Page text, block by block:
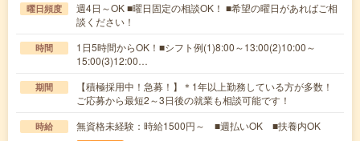
曜日頻度
週4日～OK ■曜日固定の相談OK！ ■希望の曜日があればご相
談ください！
時間
1日5時間からOK！■シフト例(1)8:00～13:00(2)10:00～
15:00(3)12:00…
期間
【積極採用中！急募！】＊1年以上勤務している方が多数！
ご応募から最短2～3日後の就業も相談可能です！
時給 無資格未経験：時給1500円～ ■週払いOK ■扶養内OK